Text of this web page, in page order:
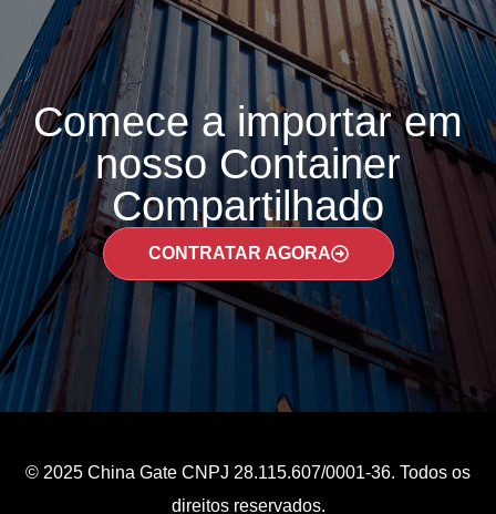
Comece a importar em
nosso Container
Compartilhado
CONTRATAR AGORA
© 2025 China Gate CNPJ 28.115.607/0001-36. Todos os
direitos reservados.